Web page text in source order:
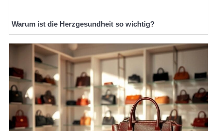
Warum ist die Herzgesundheit so wichtig?